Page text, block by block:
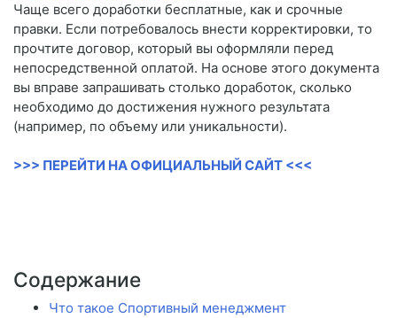
Чаще всего доработки бесплатные, как и срочные
правки. Если потребовалось внести корректировки, то
прочтите договор, который вы оформляли перед
непосредственной оплатой. На основе этого документа
вы вправе запрашивать столько доработок, сколько
необходимо до достижения нужного результата
(например, по объему или уникальности).
>>> ПЕРЕЙТИ НА ОФИЦИАЛЬНЫЙ САЙТ <<<
Содержание
Что такое Спортивный менеджмент